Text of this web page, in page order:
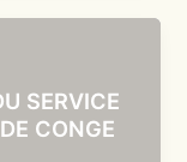
SERVICE
CONGE